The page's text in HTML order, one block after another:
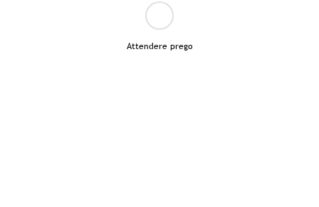
Attendere prego